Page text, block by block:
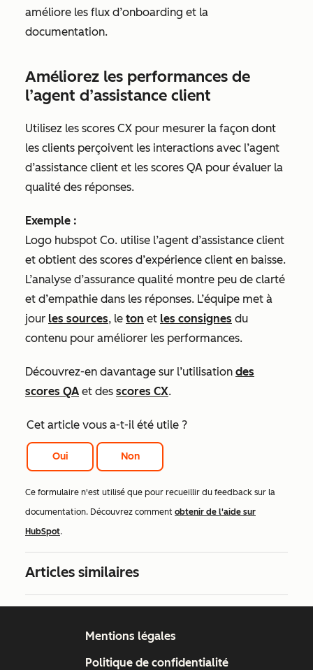
améliore les flux d’onboarding et la
documentation.
Améliorez les performances de
l’agent d’assistance client
Utilisez les scores CX pour mesurer la façon dont
les clients perçoivent les interactions avec l’agent
d’assistance client et les scores QA pour évaluer la
qualité des réponses.
Exemple :
Logo hubspot Co. utilise l’agent d’assistance client
et obtient des scores d’expérience client en baisse.
L’analyse d’assurance qualité montre peu de clarté
et d’empathie dans les réponses. L’équipe met à
jour les sources, le ton et les consignes du
contenu pour améliorer les performances.
Découvrez-en davantage sur l’utilisation des
scores QA et des scores CX.
Cet article vous a-t-il été utile ?
Oui Non
Ce formulaire n'est utilisé que pour recueillir du feedback sur la
documentation. Découvrez comment obtenir de l'aide sur
HubSpot.
Articles similaires
Mentions légales
Politique de confidentialité